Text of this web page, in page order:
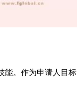
能。作为申请人目标